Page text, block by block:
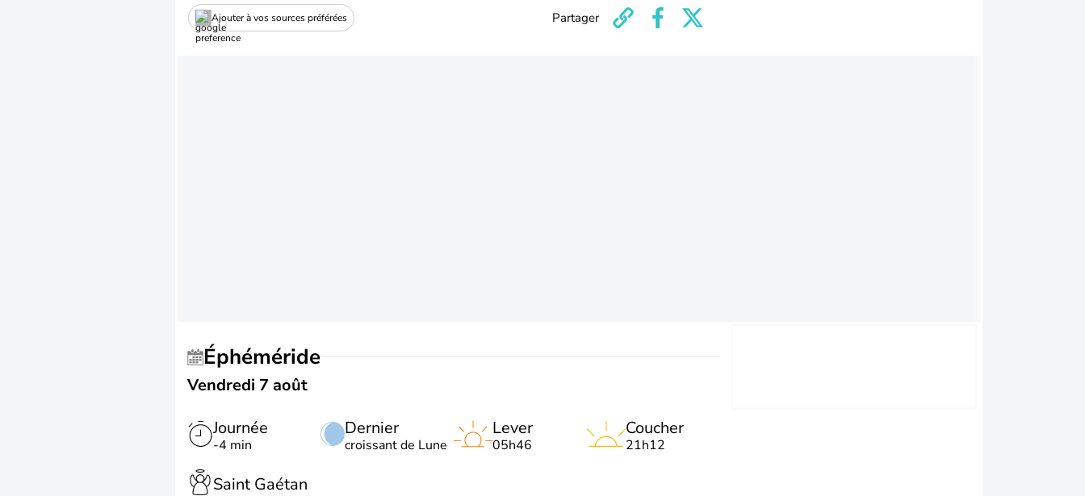
Ajouter à vos sources préférées Partager
Éphéméride
Vendredi 7 août
Journée
-4 min
Dernier
croissant de Lune
Lever
05h46
Coucher
21h12
Saint Gaétan